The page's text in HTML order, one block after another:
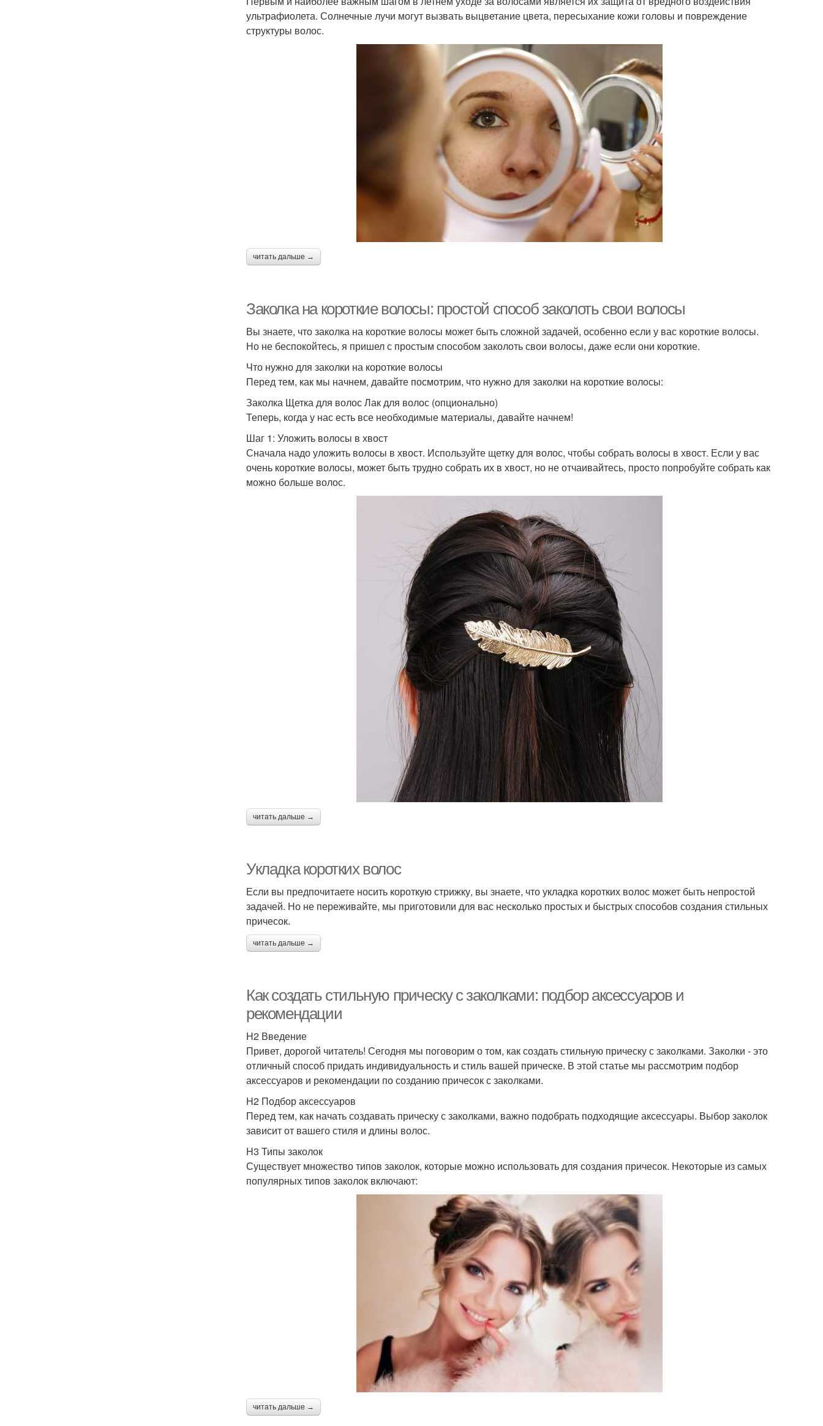
ультрафиолета. Солнечные лучи могут вызвать выцветание цвета, пересыхание кожи головы и повреждение
структуры волос.
читать дальше →
Заколка на короткие волосы: простой способ заколоть свои волосы
Вы знаете, что заколка на короткие волосы может быть сложной задачей, особенно если у вас короткие волосы.
Но не беспокойтесь, я пришел с простым способом заколоть свои волосы, даже если они короткие.
Что нужно для заколки на короткие волосы
Перед тем, как мы начнем, давайте посмотрим, что нужно для заколки на короткие волосы:
Заколка Щетка для волос Лак для волос (опционально)
Теперь, когда у нас есть все необходимые материалы, давайте начнем!
Шаг 1: Уложить волосы в хвост
Сначала надо уложить волосы в хвост. Используйте щетку для волос, чтобы собрать волосы в хвост. Если у вас
очень короткие волосы, может быть трудно собрать их в хвост, но не отчаивайтесь, просто попробуйте собрать как
можно больше волос.
читать дальше →
Укладка коротких волос
Если вы предпочитаете носить короткую стрижку, вы знаете, что укладка коротких волос может быть непростой
задачей. Но не переживайте, мы приготовили для вас несколько простых и быстрых способов создания стильных
причесок.
читать дальше →
Как создать стильную прическу с заколками: подбор аксессуаров и
рекомендации
H2 Введение
Привет, дорогой читатель! Сегодня мы поговорим о том, как создать стильную прическу с заколками. Заколки - это
отличный способ придать индивидуальность и стиль вашей прическе. В этой статье мы рассмотрим подбор
аксессуаров и рекомендации по созданию причесок с заколками.
H2 Подбор аксессуаров
Перед тем, как начать создавать прическу с заколками, важно подобрать подходящие аксессуары. Выбор заколок
зависит от вашего стиля и длины волос.
H3 Типы заколок
Существует множество типов заколок, которые можно использовать для создания причесок. Некоторые из самых
популярных типов заколок включают:
читать дальше →